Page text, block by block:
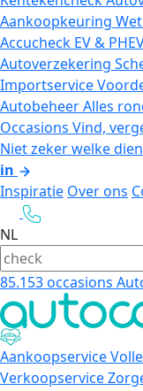
Aankoopkeuring
Accucheck EV &
Autoverzekering
Importservice
AutobeheerAlles
Occasions Vind,
Niet zeker welke
in
Inspiratie Over ons
NL
85.153occasions
Aankoopservice
Verkoopservice